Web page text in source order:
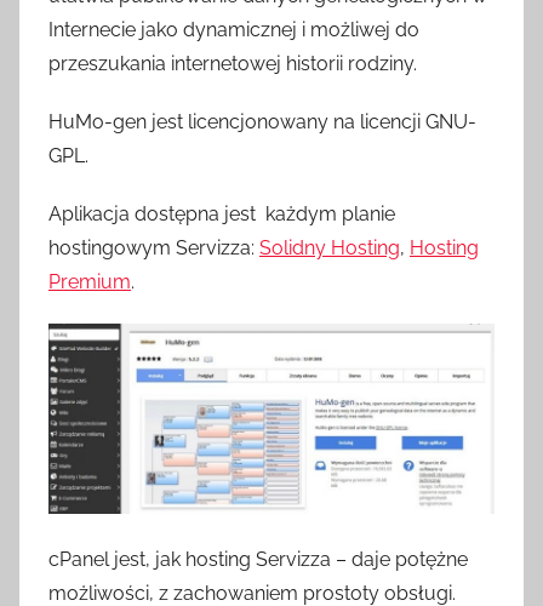
Internecie jako dynamicznej i możliwej do
przeszukania internetowej historii rodziny.
HuMo-gen jest licencjonowany na licencji GNU-
GPL.
Aplikacja dostępna jest każdym planie
hostingowym Servizza: Solidny Hosting, Hosting
Premium.
cPanel jest, jak hosting Servizza – daje potężne
możliwości, z zachowaniem prostoty obsługi.